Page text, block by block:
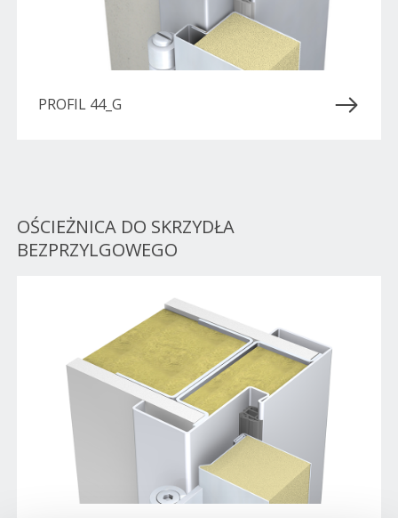
PROFIL 44_G
OŚCIEŻNICA DO SKRZYDŁA
BEZPRZYLGOWEGO